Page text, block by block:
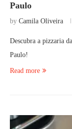
Paulo
by Camila Oliveira
Descubra a pizzaria
Paulo!
Read more